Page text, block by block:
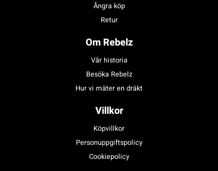
Ångra köp
Retur
Om Rebelz
Vår historia
Besöka Rebelz
Hur vi mäter en dräkt
Villkor
Köpvillkor
Personuppgiftspolicy
Cookiepolicy